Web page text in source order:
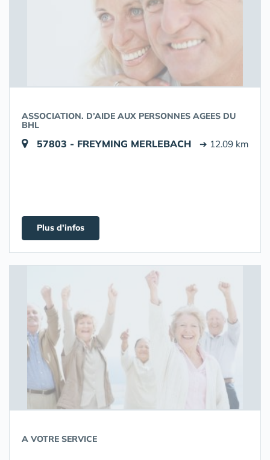
ASSOCIATION. D’AIDE AUX PERSONNES AGEES DU
BHL
57803 - FREYMING MERLEBACH ➔ 12.09 km
Plus d'infos
A VOTRE SERVICE